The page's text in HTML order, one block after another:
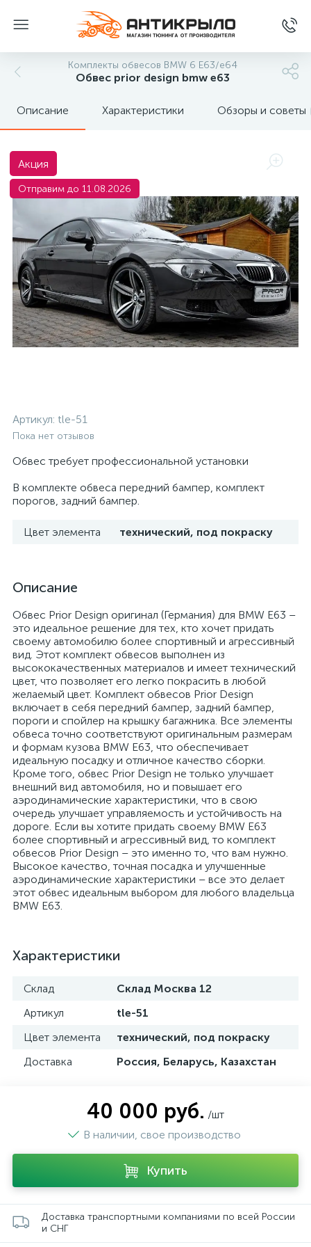
Комплекты обвесов BMW 6 E63/e64
Обвес prior design bmw e63
Описание Характеристики Обзоры и советы
Акция
Отправим до 11.08.2026
Артикул: tle-51
Пока нет отзывов
Обвес требует профессиональной установки
В комплекте обвеса передний бампер, комплект
порогов, задний бампер.
Цвет элемента технический, под покраску
Описание
Обвес Prior Design оригинал (Германия) для BMW E63 –
это идеальное решение для тех, кто хочет придать
своему автомобилю более спортивный и агрессивный
вид. Этот комплект обвесов выполнен из
высококачественных материалов и имеет технический
цвет, что позволяет его легко покрасить в любой
желаемый цвет. Комплект обвесов Prior Design
включает в себя передний бампер, задний бампер,
пороги и спойлер на крышку багажника. Все элементы
обвеса точно соответствуют оригинальным размерам
и формам кузова BMW E63, что обеспечивает
идеальную посадку и отличное качество сборки.
Кроме того, обвес Prior Design не только улучшает
внешний вид автомобиля, но и повышает его
аэродинамические характеристики, что в свою
очередь улучшает управляемость и устойчивость на
дороге. Если вы хотите придать своему BMW E63
более спортивный и агрессивный вид, то комплект
обвесов Prior Design – это именно то, что вам нужно.
Высокое качество, точная посадка и улучшенные
аэродинамические характеристики – все это делает
этот обвес идеальным выбором для любого владельца
BMW E63.
Характеристики
Склад
Склад Москва 12
Артикул
tle-51
Цвет элемента
технический, под покраску
Доставка
Россия, Беларусь, Казахстан
40 000 руб. /шт
В наличии, свое производство
Купить
Доставка транспортными компаниями по всей России
и СНГ